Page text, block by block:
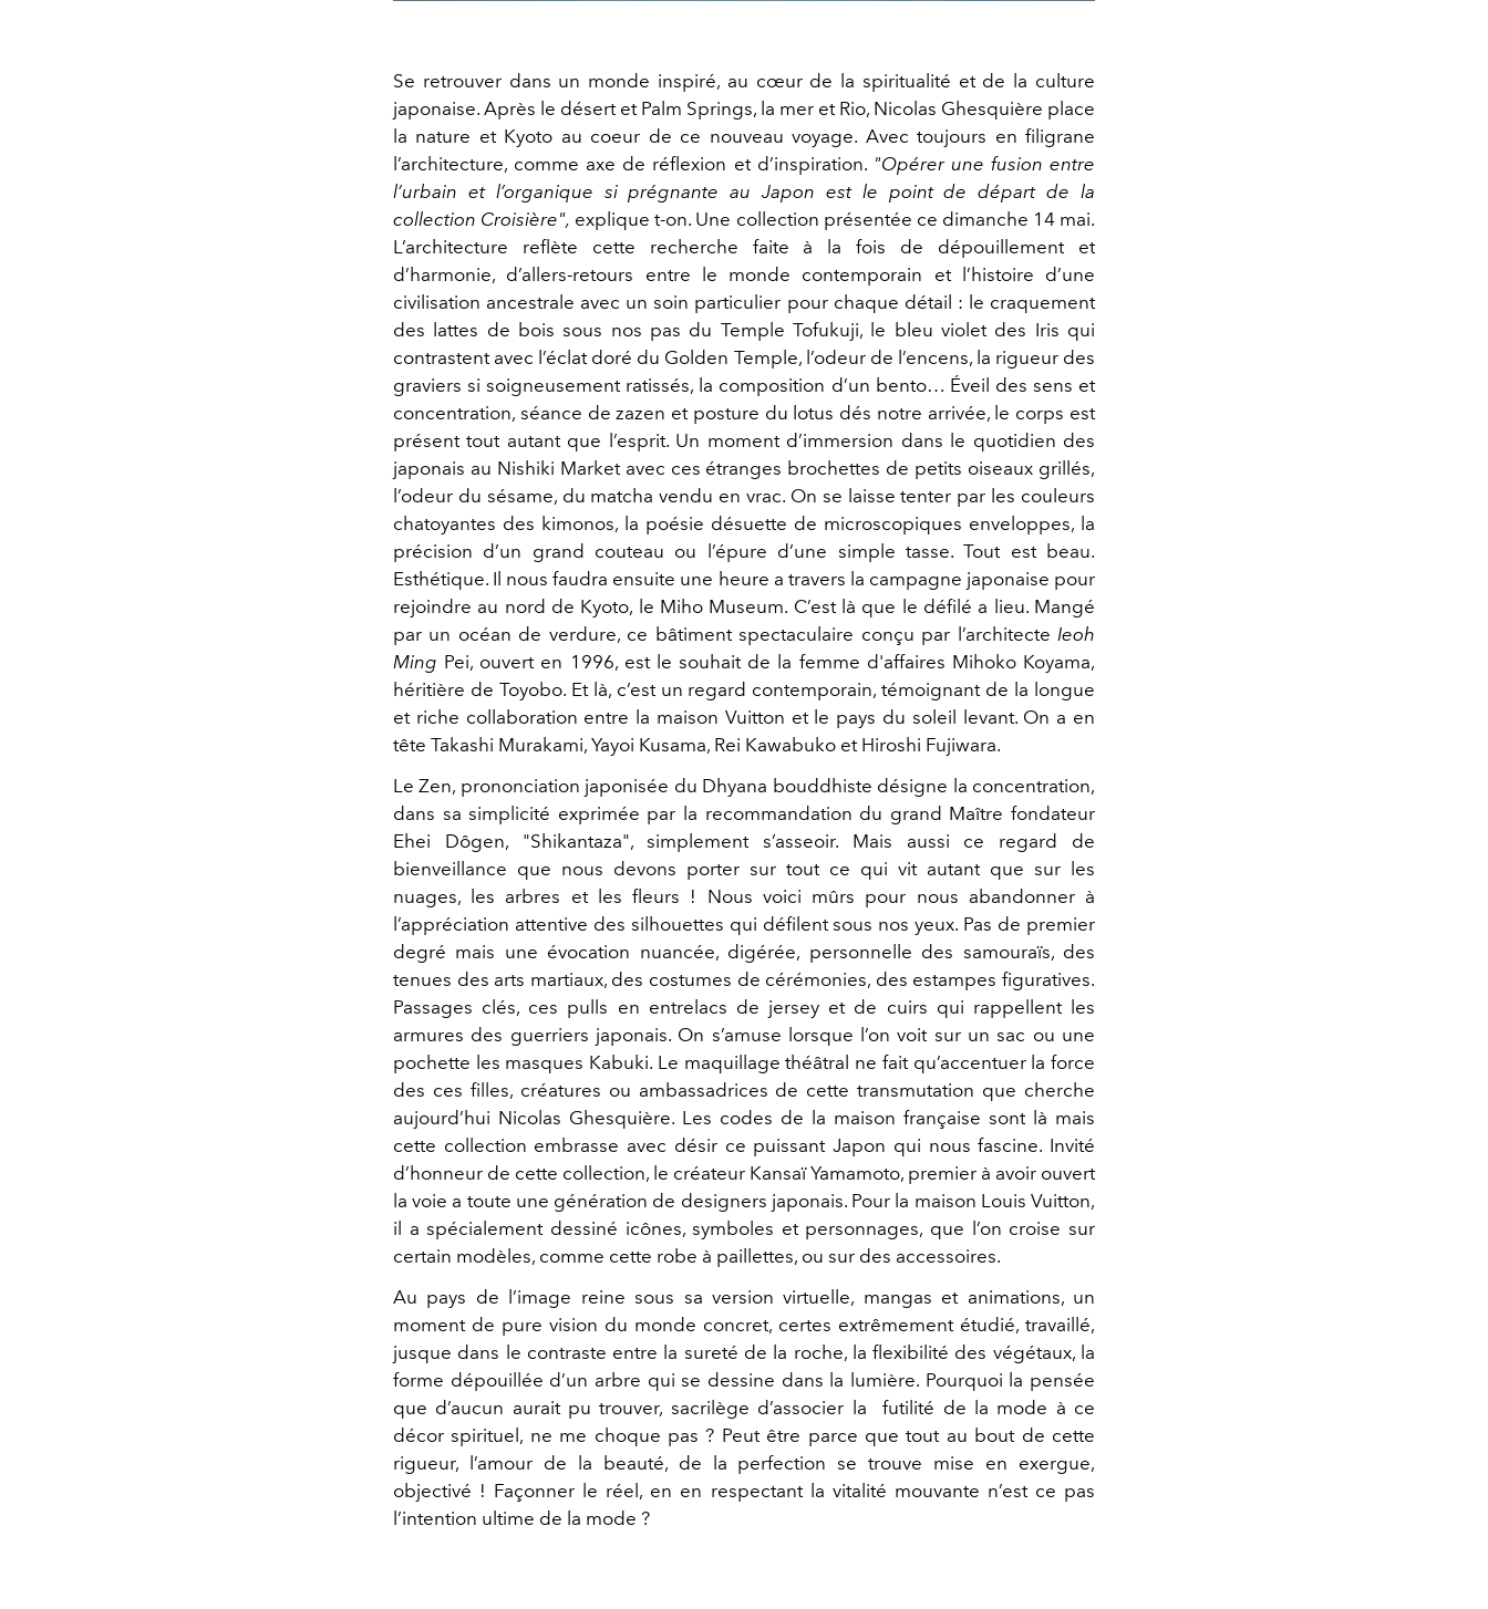
Se retrouver dans un monde inspiré, au cœur de la spiritualité et de la culture
japonaise. Après le désert et Palm Springs, la mer et Rio, Nicolas Ghesquière place
la nature et Kyoto au coeur de ce nouveau voyage. Avec toujours en filigrane
l’architecture, comme axe de réflexion et d’inspiration. "Opérer une fusion entre
l’urbain et l’organique si prégnante au Japon est le point de départ de la
collection Croisière", explique t-on. Une collection présentée ce dimanche 14 mai.
L’architecture reflète cette recherche faite à la fois de dépouillement et
d’harmonie, d’allers-retours entre le monde contemporain et l’histoire d’une
civilisation ancestrale avec un soin particulier pour chaque détail : le craquement
des lattes de bois sous nos pas du Temple Tofukuji, le bleu violet des Iris qui
contrastent avec l’éclat doré du Golden Temple, l’odeur de l’encens, la rigueur des
graviers si soigneusement ratissés, la composition d’un bento… Éveil des sens et
concentration, séance de zazen et posture du lotus dés notre arrivée, le corps est
présent tout autant que l’esprit. Un moment d’immersion dans le quotidien des
japonais au Nishiki Market avec ces étranges brochettes de petits oiseaux grillés,
l’odeur du sésame, du matcha vendu en vrac. On se laisse tenter par les couleurs
chatoyantes des kimonos, la poésie désuette de microscopiques enveloppes, la
précision d’un grand couteau ou l’épure d’une simple tasse. Tout est beau.
Esthétique. Il nous faudra ensuite une heure a travers la campagne japonaise pour
rejoindre au nord de Kyoto, le Miho Museum. C’est là que le défilé a lieu. Mangé
par un océan de verdure, ce bâtiment spectaculaire conçu par l’architecte Ieoh
Ming Pei, ouvert en 1996, est le souhait de la femme d'affaires Mihoko Koyama,
héritière de Toyobo. Et là, c’est un regard contemporain, témoignant de la longue
et riche collaboration entre la maison Vuitton et le pays du soleil levant. On a en
tête Takashi Murakami, Yayoi Kusama, Rei Kawabuko et Hiroshi Fujiwara.
Le Zen, prononciation japonisée du Dhyana bouddhiste désigne la concentration,
dans sa simplicité exprimée par la recommandation du grand Maître fondateur
Ehei Dôgen, "Shikantaza", simplement s’asseoir. Mais aussi ce regard de
bienveillance que nous devons porter sur tout ce qui vit autant que sur les
nuages, les arbres et les fleurs ! Nous voici mûrs pour nous abandonner à
l’appréciation attentive des silhouettes qui défilent sous nos yeux. Pas de premier
degré mais une évocation nuancée, digérée, personnelle des samouraïs, des
tenues des arts martiaux, des costumes de cérémonies, des estampes figuratives.
Passages clés, ces pulls en entrelacs de jersey et de cuirs qui rappellent les
armures des guerriers japonais. On s’amuse lorsque l’on voit sur un sac ou une
pochette les masques Kabuki. Le maquillage théâtral ne fait qu’accentuer la force
des ces filles, créatures ou ambassadrices de cette transmutation que cherche
aujourd’hui Nicolas Ghesquière. Les codes de la maison française sont là mais
cette collection embrasse avec désir ce puissant Japon qui nous fascine. Invité
d’honneur de cette collection, le créateur Kansaï Yamamoto, premier à avoir ouvert
la voie a toute une génération de designers japonais. Pour la maison Louis Vuitton,
il a spécialement dessiné icônes, symboles et personnages, que l’on croise sur
certain modèles, comme cette robe à paillettes, ou sur des accessoires.
Au pays de l’image reine sous sa version virtuelle, mangas et animations, un
moment de pure vision du monde concret, certes extrêmement étudié, travaillé,
jusque dans le contraste entre la sureté de la roche, la flexibilité des végétaux, la
forme dépouillée d’un arbre qui se dessine dans la lumière. Pourquoi la pensée
que d’aucun aurait pu trouver, sacrilège d’associer la futilité de la mode à ce
décor spirituel, ne me choque pas ? Peut être parce que tout au bout de cette
rigueur, l’amour de la beauté, de la perfection se trouve mise en exergue,
objectivé ! Façonner le réel, en en respectant la vitalité mouvante n’est ce pas
l’intention ultime de la mode ?